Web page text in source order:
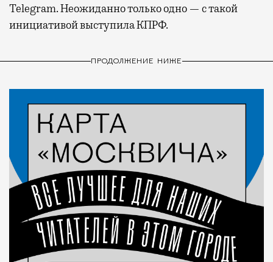
Telegram. Неожиданно только одно — с такой
инициативой выступила КПРФ.
ПРОДОЛЖЕНИЕ НИЖЕ